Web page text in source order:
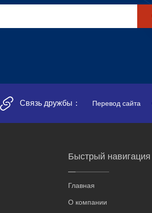
Связь дружбы： Перевод сайта
Быстрый навигация
Главная
О компании